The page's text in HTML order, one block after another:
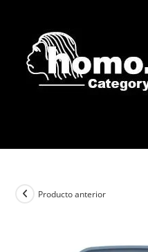
contenido
Producto anterior